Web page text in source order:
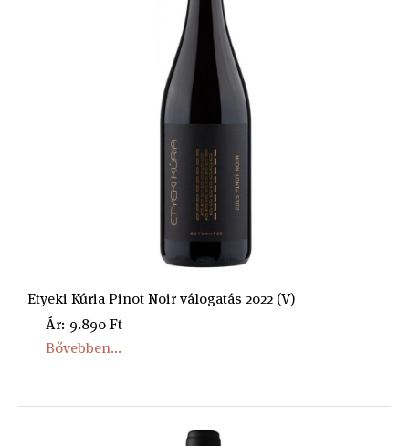
Etyeki Kúria Pinot Noir válogatás 2022 (V)
Ár: 9.890 Ft
Bővebben...